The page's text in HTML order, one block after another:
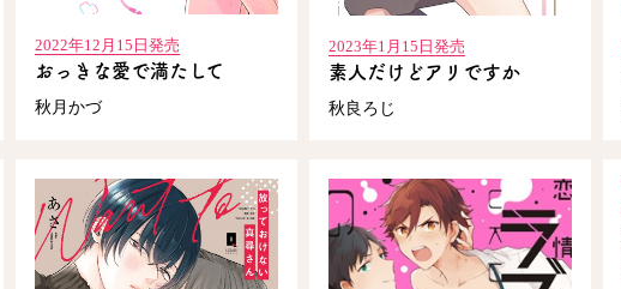
2022年12月15日発売
おっきな愛で満たして
秋月かづ
2023年1月15日発売
素人だけどアリですか
秋良ろじ